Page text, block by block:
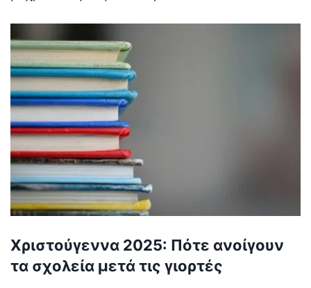
Χριστούγεννα 2025: Πότε ανοίγουν
τα σχολεία μετά τις γιορτές